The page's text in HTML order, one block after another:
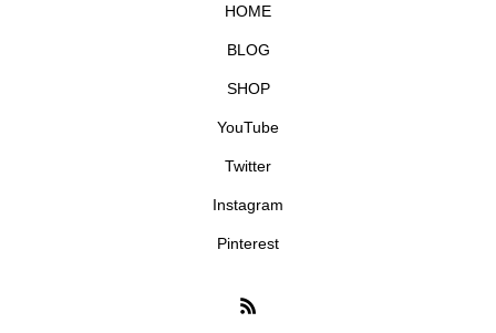
HOME
BLOG
SHOP
YouTube
Twitter
Instagram
Pinterest